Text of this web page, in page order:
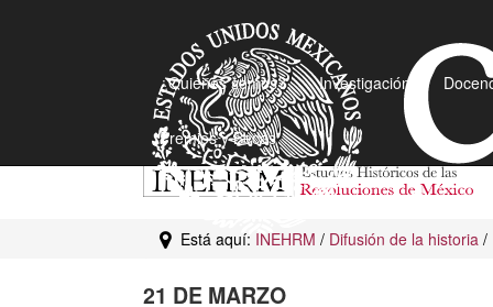
¿Quiénes somos? Investigación
Premios y Becas
Está aquí: INEHRM / Difusión de la historia /
21 DE MARZO